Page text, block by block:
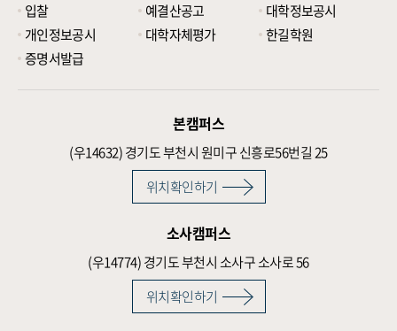
입찰
예결산공고
대학정보공시
개인정보공시
대학자체평가
한길학원
증명서발급
본캠퍼스
(우14632)경기도 부천시 원미구 신흥로56번길 25
위치확인하기
소사캠퍼스
(우14774)경기도 부천시 소사구 소사로 56
위치확인하기